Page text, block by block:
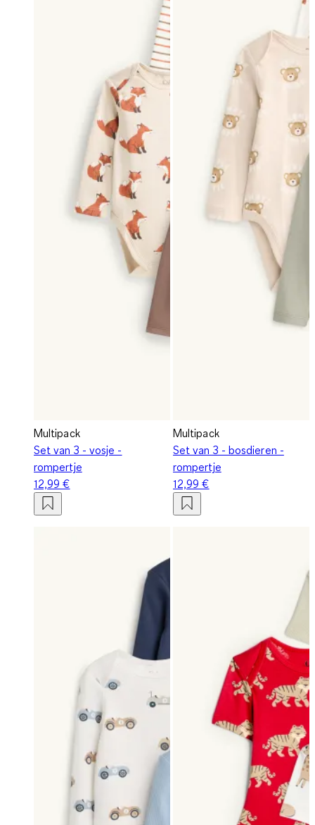
Multipack
Set van 3 - vosje -
rompertje
12,99 €
Multipack
Set van 3 - bosdieren -
rompertje
12,99 €